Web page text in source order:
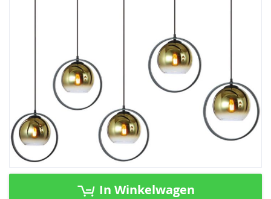
Ga
In Winkelwagen